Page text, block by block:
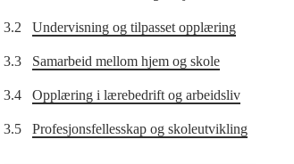
3.2 Undervisning og tilpasset opplæring
3.3 Samarbeid mellom hjem og skole
3.4 Opplæring i lærebedrift og arbeidsliv
3.5 Profesjonsfellesskap og skoleutvikling